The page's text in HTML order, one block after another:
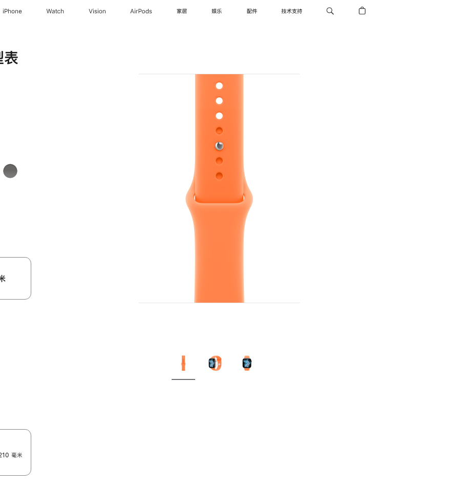
iPhone Watch Vision AirPods 家居 娱乐 配件 技术支持
岩
毫米